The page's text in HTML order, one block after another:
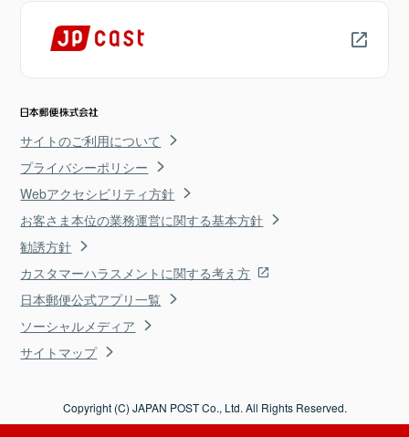
サイトのご利用について
プライバシーポリシー
Webアクセシビリティ方針
お客さま本位の業務運営に関する基本方針
勧誘方針
カスタマーハラスメントに関する考え方
日本郵便公式アプリ一覧
ソーシャルメディア
サイトマップ
Copyright (C) JAPAN POST Co., Ltd. All Rights Reserved.